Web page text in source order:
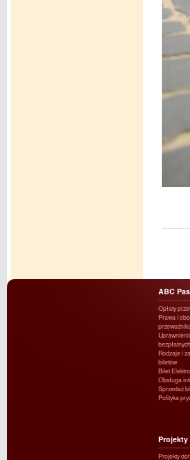
ABC
Opłaty
Prawa i
Rodzaje i
biletów
Bilet
Obsługa
Sprzedaż
Polityka
Projekty
Projekty